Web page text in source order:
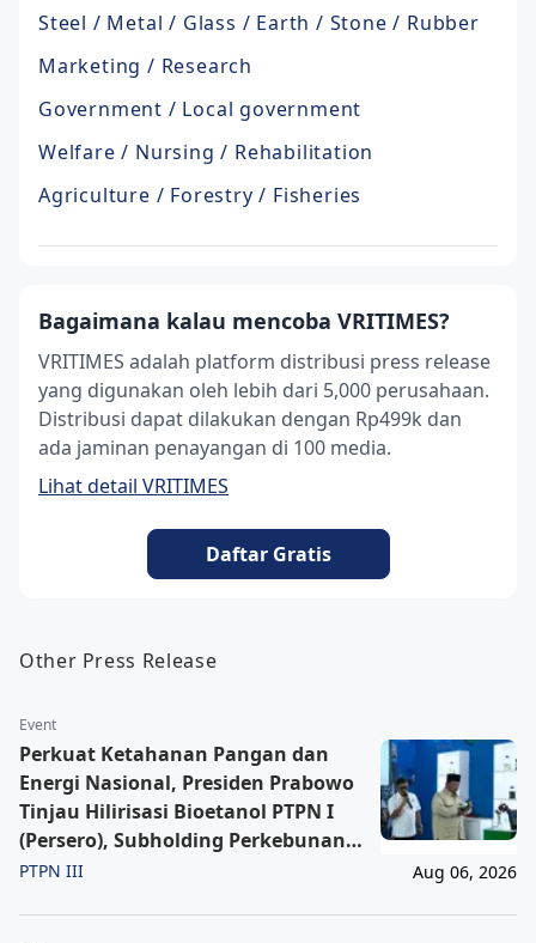
Steel / Metal / Glass / Earth / Stone / Rubber
Marketing / Research
Government / Local government
Welfare / Nursing / Rehabilitation
Agriculture / Forestry / Fisheries
Bagaimana kalau mencoba VRITIMES?
VRITIMES adalah platform distribusi press release
yang digunakan oleh lebih dari 5,000 perusahaan.
Distribusi dapat dilakukan dengan Rp499k dan
ada jaminan penayangan di 100 media.
Lihat detail VRITIMES
Daftar Gratis
Other Press Release
Event
Perkuat Ketahanan Pangan dan
Energi Nasional, Presiden Prabowo
Tinjau Hilirisasi Bioetanol PTPN I
(Persero), Subholding Perkebunan
Nusantara
PTPN III Aug 06, 2026